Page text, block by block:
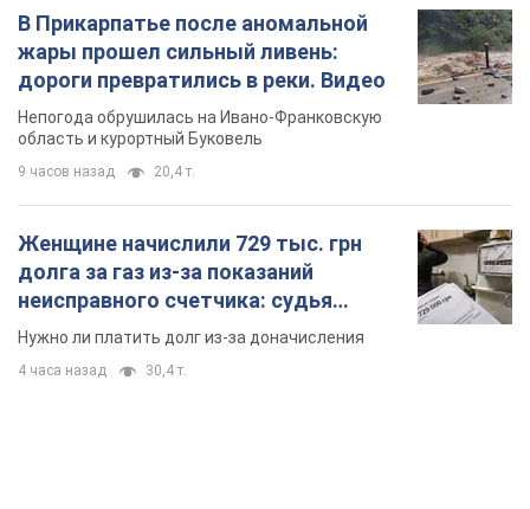
В Прикарпатье после аномальной
жары прошел сильный ливень:
дороги превратились в реки. Видео
Непогода обрушилась на Ивано-Франковскую
область и курортный Буковель
9 часов назад 20,4 т.
Женщине начислили 729 тыс. грн
долга за газ из-за показаний
неисправного счетчика: судья
вынес неожиданное решение
Нужно ли платить долг из-за доначисления
4 часа назад 30,4 т.